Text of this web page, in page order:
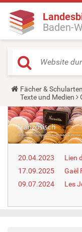
Baden-
Y
o
u
a
r
e
h
e
e
:
Fächer & Schularten
Texte und Medien
20.04.2023
Lien
17.09.2025
Gaël
09.07.2024
Les